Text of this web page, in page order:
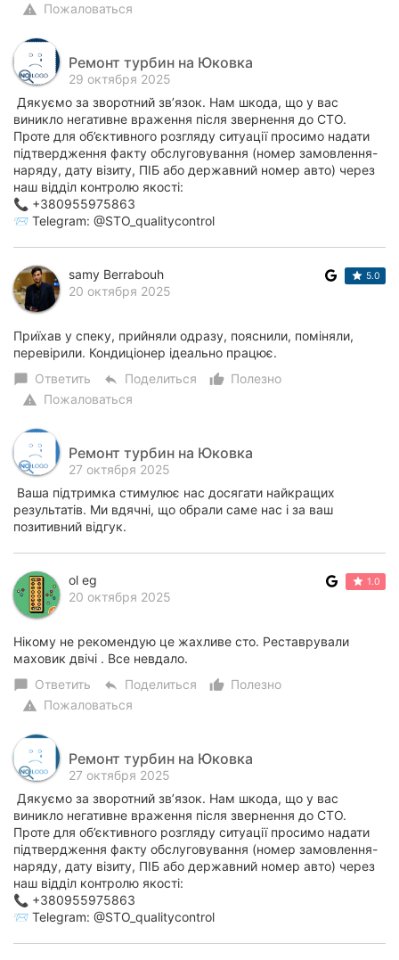
warning Пожаловаться
Ремонт турбин на Юковка
29 октября 2025
Дякуємо за зворотний зв’язок. Нам шкода, що у вас
виникло негативне враження після звернення до СТО.
Проте для об’єктивного розгляду ситуації просимо надати
підтвердження факту обслуговування (номер замовлення-
наряду, дату візиту, ПІБ або державний номер авто) через
наш відділ контролю якості:
📞 +380955975863
📨 Telegram: @STO_qualitycontrol
samy Berrabouh
20 октября 2025
5.0
Приїхав у спеку, прийняли одразу, пояснили, поміняли,
перевірили. Кондиціонер ідеально працює.
chat_bubble Ответить reply Поделиться thumb_up_alt
Полезно
warning Пожаловаться
Ремонт турбин на Юковка
27 октября 2025
Ваша підтримка стимулює нас досягати найкращих
результатів. Ми вдячні, що обрали саме нас і за ваш
позитивний відгук.
ol eg
20 октября 2025
1.0
Нікому не рекомендую це жахливе сто. Реставрували
маховик двічі . Все невдало.
chat_bubble Ответить reply Поделиться thumb_up_alt
Полезно
warning Пожаловаться
Ремонт турбин на Юковка
27 октября 2025
Дякуємо за зворотний зв’язок. Нам шкода, що у вас
виникло негативне враження після звернення до СТО.
Проте для об’єктивного розгляду ситуації просимо надати
підтвердження факту обслуговування (номер замовлення-
наряду, дату візиту, ПІБ або державний номер авто) через
наш відділ контролю якості:
📞 +380955975863
📨 Telegram: @STO_qualitycontrol